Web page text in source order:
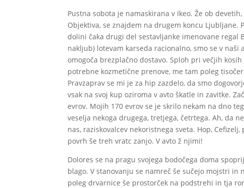
Pustna sobota je namaskirana v Ikeo. Že ob
Objektiva, se znajdem na drugem koncu Ljubljane.
dolini čaka drugi del sestavljanke imenovane regal
nakljub) lotevam karseda racionalno, smo se v
omogoča brezplačno dostavo. Sploh pri večjih
potrebne kozmetične prenove, me tam poleg
Pravzaprav se mi je za hip zazdelo, da smo
vsak na svoj kup oziroma v avto škatle in zavitke.
evrov. Mojih 170 evrov se je skrilo nekam na dno
veselja nekoga drugega, tretjega, četrtega. Ah, da
nas, raziskovalcev nekoristnega sveta. Hop,
povrh še treh vratc zanjo. V avto ž njimi!
Dolores se na pragu svojega bodočega doma
blago. V stanovanju se namreč še sučejo mojstri in
poleg drvarnice še prostorček na podstrehi in tja